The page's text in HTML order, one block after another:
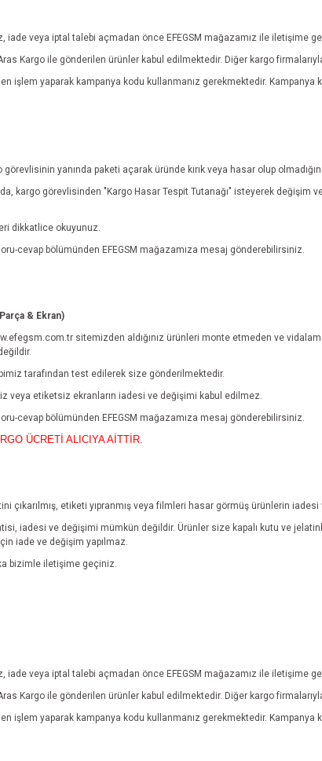
iade veya iptal talebi açmadan önce EFEGSM mağazamız ile iletişime
Kargo ile gönderilen ürünler kabul edilmektedir. Diğer kargo
işlem yaparak kampanya kodu kullanmanız gerekmektedir. Kampanya
yanında paketi açarak üründe kırık veya hasar olup
kargo görevlisinden "Kargo Hasar Tespit Tutanağı" isteyerek
dikkatlice okuyunuz.
cevap bölümünden EFEGSM mağazamıza mesaj gönderebilirsiniz.
& Ekran)
sitemizden aldığınız ürünleri monte etmeden ve
tarafından test edilerek size gönderilmektedir.
veya etiketsiz ekranların iadesi ve değişimi kabul edilmez.
cevap bölümünden EFEGSM mağazamıza mesaj gönderebilirsiniz.
ÜCRETİ ALICIYA AİTTİR.
çıkarılmış, etiketi yıpranmış veya filmleri hasar görmüş ürünlerin
iadesi ve değişimi mümkün değildir. Ürünler size kapalı kutu ve
iade ve değişim yapılmaz.
bizimle iletişime geçiniz.
iade veya iptal talebi açmadan önce EFEGSM mağazamız ile iletişime
Kargo ile gönderilen ürünler kabul edilmektedir. Diğer kargo
işlem yaparak kampanya kodu kullanmanız gerekmektedir. Kampanya